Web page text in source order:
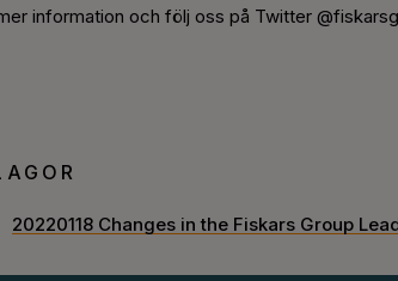
information och följ oss på Twitter
20220118 Changes in the Fiskars Group